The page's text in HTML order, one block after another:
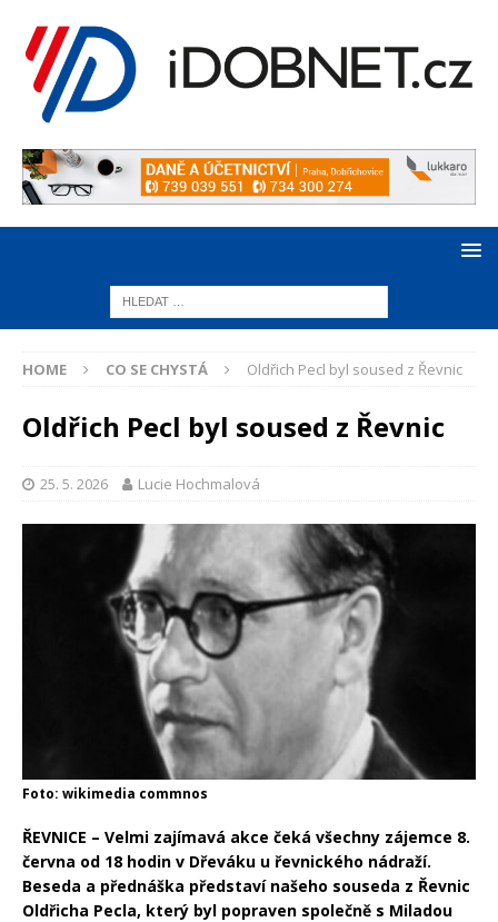
HOME CO SE CHYSTÁ Oldřich Pecl byl soused z Řevnic
Oldřich Pecl byl soused z Řevnic
25. 5. 2026 Lucie Hochmalová
Foto: wikimedia commnos
ŘEVNICE – Velmi zajímavá akce čeká všechny zájemce 8.
června od 18 hodin v Dřeváku u řevnického nádraží.
Beseda a přednáška představí našeho souseda z Řevnic
Oldřicha Pecla, který byl popraven společně s Miladou